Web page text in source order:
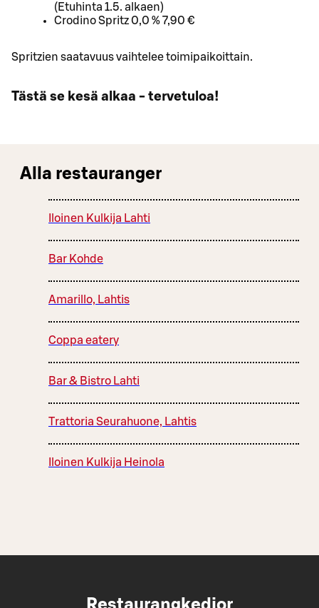
(Etuhinta 1.5. alkaen)
Crodino Spritz 0,0 % 7,90 €
Spritzien saatavuus vaihtelee toimipaikoittain.
Tästä se kesä alkaa - tervetuloa!
Alla restauranger
Iloinen Kulkija Lahti
Bar Kohde
Amarillo, Lahtis
Coppa eatery
Bar & Bistro Lahti
Trattoria Seurahuone, Lahtis
Iloinen Kulkija Heinola